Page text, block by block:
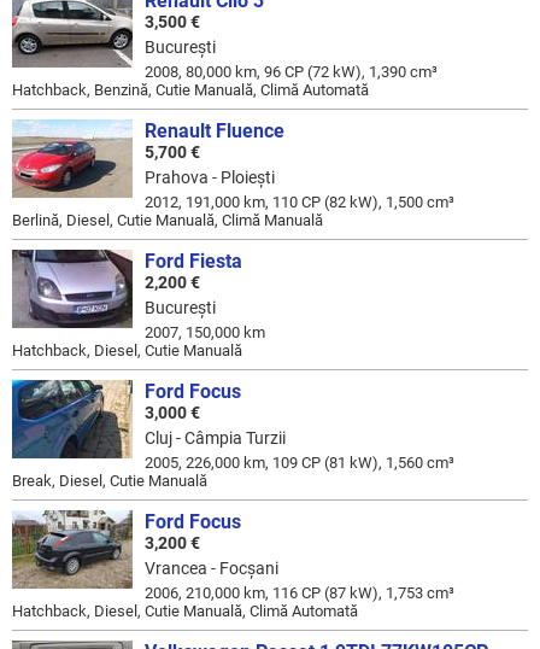
3,500 €
Bucureşti
2008, 80,000 km, 96 CP (72 kW), 1,390 cm³
Hatchback, Benzină, Cutie Manuală, Climă Automată
Renault Fluence
5,700 €
Prahova - Ploieşti
2012, 191,000 km, 110 CP (82 kW), 1,500 cm³
Berlină, Diesel, Cutie Manuală, Climă Manuală
Ford Fiesta
2,200 €
Bucureşti
2007, 150,000 km
Hatchback, Diesel, Cutie Manuală
Ford Focus
3,000 €
Cluj - Câmpia Turzii
2005, 226,000 km, 109 CP (81 kW), 1,560 cm³
Break, Diesel, Cutie Manuală
Ford Focus
3,200 €
Vrancea - Focşani
2006, 210,000 km, 116 CP (87 kW), 1,753 cm³
Hatchback, Diesel, Cutie Manuală, Climă Automată